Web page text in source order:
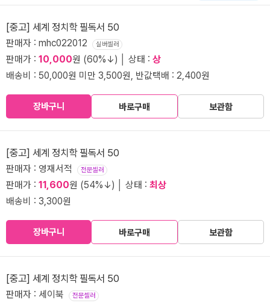
[중고] 세계 정치학 필독서 50
판매자 : mhc022012 실버셀러
판매가 : 10,000원 (60%↓) │ 상태 : 상
배송비 : 50,000원 미만 3,500원, 반값택배 : 2,400원
장바구니 바로구매 보관함
[중고] 세계 정치학 필독서 50
판매자 : 영재서적 전문셀러
판매가 : 11,600원 (54%↓) │ 상태 : 최상
배송비 : 3,300원
장바구니 바로구매 보관함
[중고] 세계 정치학 필독서 50
판매자 : 세이북 전문셀러